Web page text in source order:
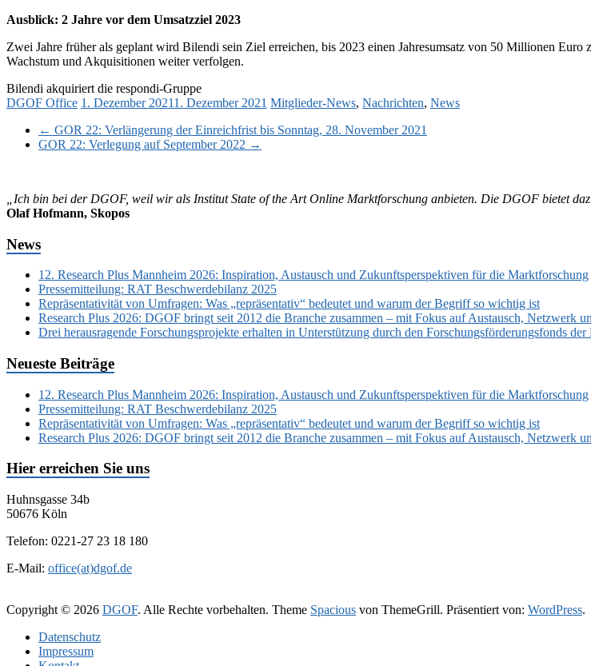
Ausblick: 2 Jahre vor dem Umsatzziel 2023
Zwei Jahre früher als geplant wird Bilendi sein Ziel erreichen, bis 2023 einen Jahresumsatz von 50 Millionen
Wachstum und Akquisitionen weiter verfolgen.
Bilendi akquiriert die respondi-Gruppe
DGOF Office 1. Dezember 20211. Dezember 2021 Mitglieder-News, Nachrichten, News
← GOR 22: Verlängerung der Einreichfrist bis Sonntag, 28. November 2021
GOR 22: Verlegung auf September 2022 →
„Ich bin bei der DGOF, weil wir als Institut State of the Art Online Marktforschung anbieten. Die DGOF bietet
Olaf Hofmann, Skopos
News
12. Research Plus Mannheim 2026: Inspiration, Austausch und Zukunftsperspektiven für die Marktforschung
Pressemitteilung: RAT Beschwerdebilanz 2025
Repräsentativität von Umfragen: Was „repräsentativ“ bedeutet und warum der Begriff so wichtig ist
Research Plus 2026: DGOF bringt seit 2012 die Branche zusammen – mit Fokus auf Austausch, Netzwerk
Drei herausragende Forschungsprojekte erhalten in Unterstützung durch den Forschungsförderungsfonds
Neueste Beiträge
12. Research Plus Mannheim 2026: Inspiration, Austausch und Zukunftsperspektiven für die Marktforschung
Pressemitteilung: RAT Beschwerdebilanz 2025
Repräsentativität von Umfragen: Was „repräsentativ“ bedeutet und warum der Begriff so wichtig ist
Research Plus 2026: DGOF bringt seit 2012 die Branche zusammen – mit Fokus auf Austausch, Netzwerk
Hier erreichen Sie uns
Huhnsgasse 34b
50676 Köln
Telefon: 0221-27 23 18 180
E-Mail: office(at)dgof.de
Copyright © 2026 DGOF. Alle Rechte vorbehalten. Theme Spacious von ThemeGrill. Präsentiert von: WordPress.
Daten­schutz­
Impressum